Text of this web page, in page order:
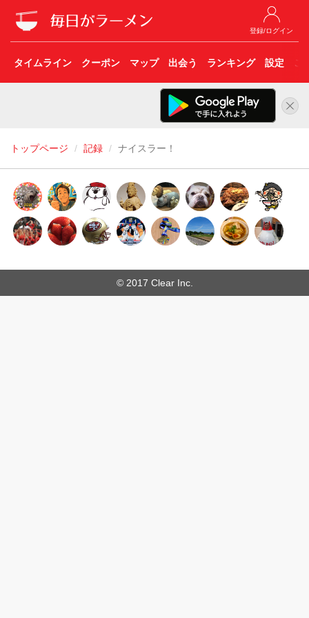
登録/ログイン
タイムライン クーポン マップ 出会う ランキング 設定 こ
トップページ 記録 ナイスラー！
© 2017 Clear Inc.